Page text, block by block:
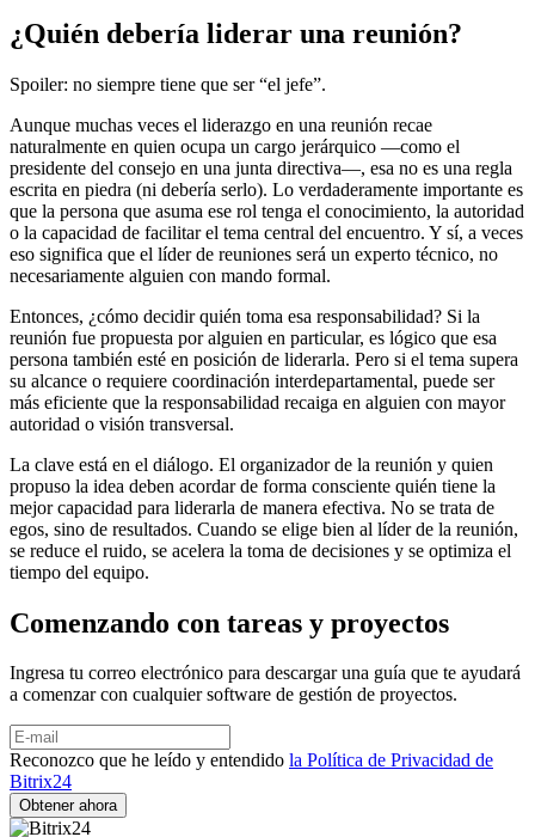
¿Quién debería liderar una reunión?
Spoiler: no siempre tiene que ser “el jefe”.
Aunque muchas veces el liderazgo en una reunión recae
naturalmente en quien ocupa un cargo jerárquico —como el
presidente del consejo en una junta directiva—, esa no es una regla
escrita en piedra (ni debería serlo). Lo verdaderamente importante es
que la persona que asuma ese rol tenga el conocimiento, la autoridad
o la capacidad de facilitar el tema central del encuentro. Y sí, a veces
eso significa que el líder de reuniones será un experto técnico, no
necesariamente alguien con mando formal.
Entonces, ¿cómo decidir quién toma esa responsabilidad? Si la
reunión fue propuesta por alguien en particular, es lógico que esa
persona también esté en posición de liderarla. Pero si el tema supera
su alcance o requiere coordinación interdepartamental, puede ser
más eficiente que la responsabilidad recaiga en alguien con mayor
autoridad o visión transversal.
La clave está en el diálogo. El organizador de la reunión y quien
propuso la idea deben acordar de forma consciente quién tiene la
mejor capacidad para liderarla de manera efectiva. No se trata de
egos, sino de resultados. Cuando se elige bien al líder de la reunión,
se reduce el ruido, se acelera la toma de decisiones y se optimiza el
tiempo del equipo.
Comenzando con tareas y proyectos
Ingresa tu correo electrónico para descargar una guía que te ayudará
a comenzar con cualquier software de gestión de proyectos.
Reconozco que he leído y entendido la Política de Privacidad de
Bitrix24